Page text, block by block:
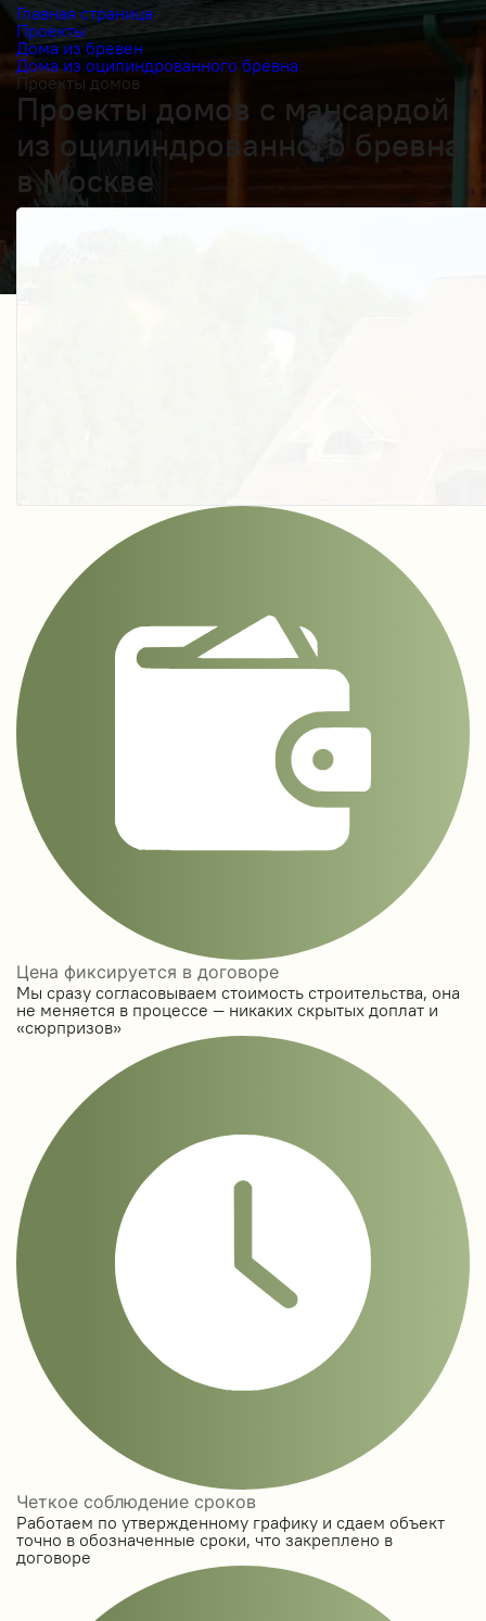
Главная страница
Проекты
Дома из бревен
Дома из оцилиндрованного бревна
Проекты домов
Проекты домов с мансардой
из оцилиндрованного бревна
в Москве
Получить косультацию
Цена фиксируется в договоре
Мы сразу согласовываем стоимость строительства, она
не меняется в процессе — никаких скрытых доплат и
«сюрпризов»
Четкое соблюдение сроков
Работаем по утвержденному графику и сдаем объект
точно в обозначенные сроки, что закреплено в
договоре